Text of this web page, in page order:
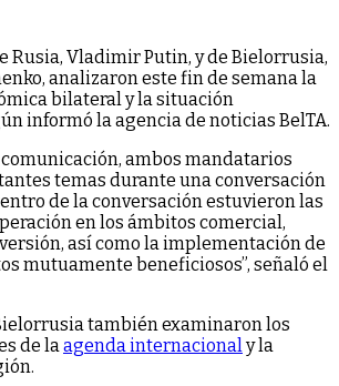
Rusia, Vladimir Putin, y de Bielorrusia,
analizaron este fin de semana la
bilateral y la situación
informó la agencia de noticias BelTA.
ambos mandatarios
temas durante una conversación
de la conversación estuvieron las
en los ámbitos comercial,
así como la implementación de
mutuamente beneficiosos”, señaló el
también examinaron los
de laagenda internacionaly la